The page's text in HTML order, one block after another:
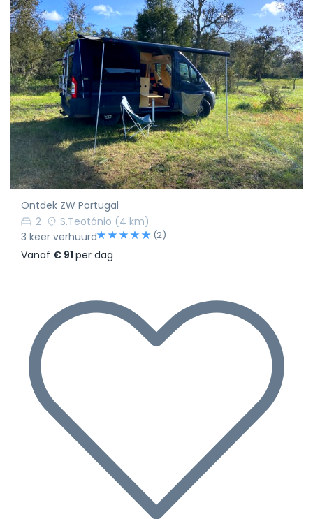
Ontdek ZW Portugal
2
S.Teotónio (4 km)
3 keer verhuurd
(2)
Vanaf € 91 per dag